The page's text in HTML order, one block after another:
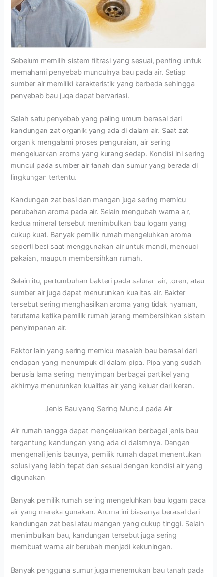
Sebelum memilih sistem filtrasi yang sesuai, penting untuk
memahami penyebab munculnya bau pada air. Setiap
sumber air memiliki karakteristik yang berbeda sehingga
penyebab bau juga dapat bervariasi.
Salah satu penyebab yang paling umum berasal dari
kandungan zat organik yang ada di dalam air. Saat zat
organik mengalami proses penguraian, air sering
mengeluarkan aroma yang kurang sedap. Kondisi ini sering
muncul pada sumber air tanah dan sumur yang berada di
lingkungan tertentu.
Kandungan zat besi dan mangan juga sering memicu
perubahan aroma pada air. Selain mengubah warna air,
kedua mineral tersebut menimbulkan bau logam yang
cukup kuat. Banyak pemilik rumah mengeluhkan aroma
seperti besi saat menggunakan air untuk mandi, mencuci
pakaian, maupun membersihkan rumah.
Selain itu, pertumbuhan bakteri pada saluran air, toren, atau
sumber air juga dapat menurunkan kualitas air. Bakteri
tersebut sering menghasilkan aroma yang tidak nyaman,
terutama ketika pemilik rumah jarang membersihkan sistem
penyimpanan air.
Faktor lain yang sering memicu masalah bau berasal dari
endapan yang menumpuk di dalam pipa. Pipa yang sudah
berusia lama sering menyimpan berbagai partikel yang
akhirnya menurunkan kualitas air yang keluar dari keran.
Jenis Bau yang Sering Muncul pada Air
Air rumah tangga dapat mengeluarkan berbagai jenis bau
tergantung kandungan yang ada di dalamnya. Dengan
mengenali jenis baunya, pemilik rumah dapat menentukan
solusi yang lebih tepat dan sesuai dengan kondisi air yang
digunakan.
Banyak pemilik rumah sering mengeluhkan bau logam pada
air yang mereka gunakan. Aroma ini biasanya berasal dari
kandungan zat besi atau mangan yang cukup tinggi. Selain
menimbulkan bau, kandungan tersebut juga sering
membuat warna air berubah menjadi kekuningan.
Banyak pengguna sumur juga menemukan bau tanah pada